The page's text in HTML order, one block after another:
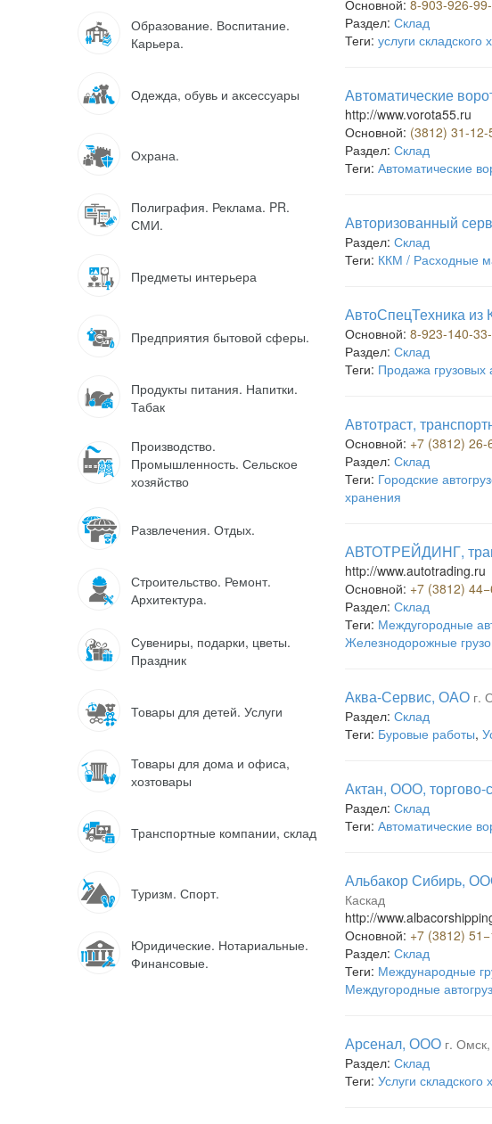
Образование. Воспитание.
Карьера.
Одежда, обувь и аксессуары
Охрана.
Полиграфия. Реклама. PR.
СМИ.
Предметы интерьера
Предприятия бытовой сферы.
Продукты питания. Напитки.
Табак
Производство.
Промышленность. Сельское
хозяйство
Развлечения. Отдых.
Строительство. Ремонт.
Архитектура.
Сувениры, подарки, цветы.
Праздник
Товары для детей. Услуги
Товары для дома и офиса,
хозтовары
Транспортные компании, склад
Туризм. Спорт.
Юридические. Нотариальные.
Финансовые.
Основной: 8-903-926-
Раздел: Склад
Теги: услуги складского
Автоматические
http://www.vorota55.ru
Основной: (3812) 31-12-
Раздел: Склад
Теги: Автоматические
Авторизованный
Раздел: Склад
Теги: ККМ / Расходные
АвтоСпецТехника из
Основной: 8-923-140-
Раздел: Склад
Теги: Продажа грузовых
Автотраст,
Основной: +7 (3812) 26-
Раздел: Склад
Теги: Городские
хранения
АВТОТРЕЙДИНГ,
http://www.autotrading.ru
Основной: +7 (3812)
Раздел: Склад
Теги: Междугородные
Железнодорожные
Аква-Сервис, ОАО г.
Раздел: Склад
Теги: Буровые работы,
Актан, ООО, торгово-
Раздел: Склад
Теги: Автоматические
Альбакор Сибирь,
Каскад
http://
Основной: +7 (3812)
Раздел: Склад
Теги: Международные
Междугородные
Арсенал, ООО г.
Раздел: Склад
Теги: Услуги складского